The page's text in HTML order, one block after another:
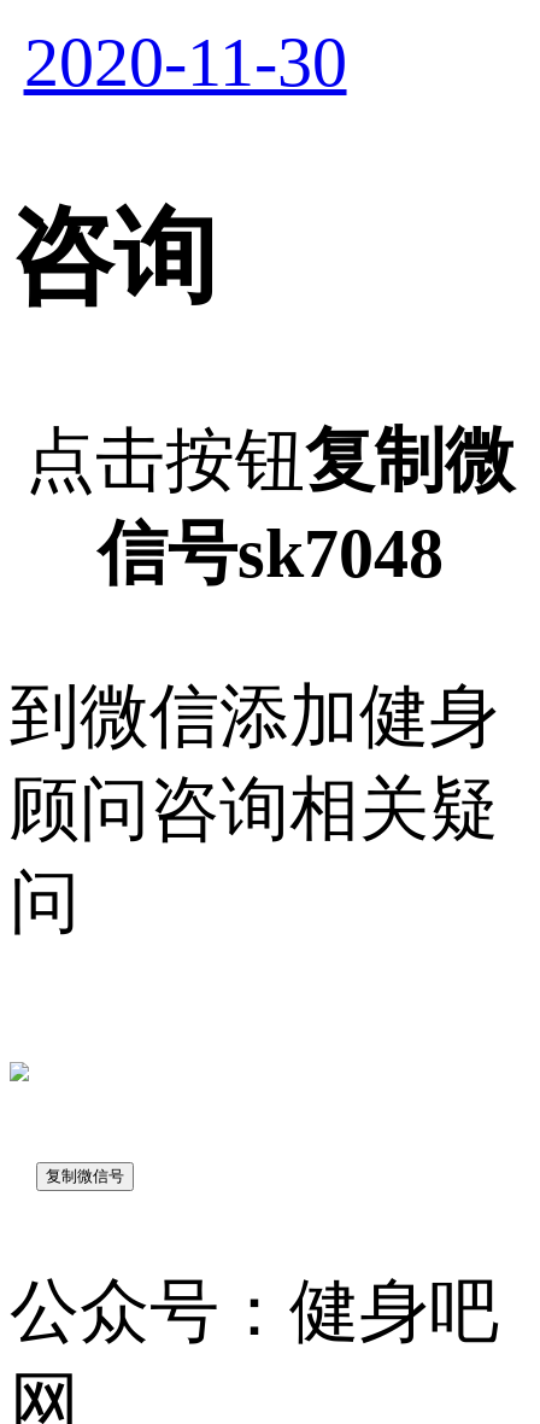
2020-11-30
咨询
点击按钮复制微
信号sk7048
到微信添加健身
顾问咨询相关疑
问
公众号：健身吧
网